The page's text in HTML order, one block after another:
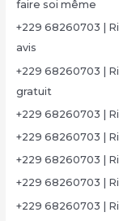
faire soi même
+229 68260703 |
avis
+229 68260703 |
gratuit
+229 68260703 |
+229 68260703 |
+229 68260703 |
+229 68260703 |
+229 68260703 |